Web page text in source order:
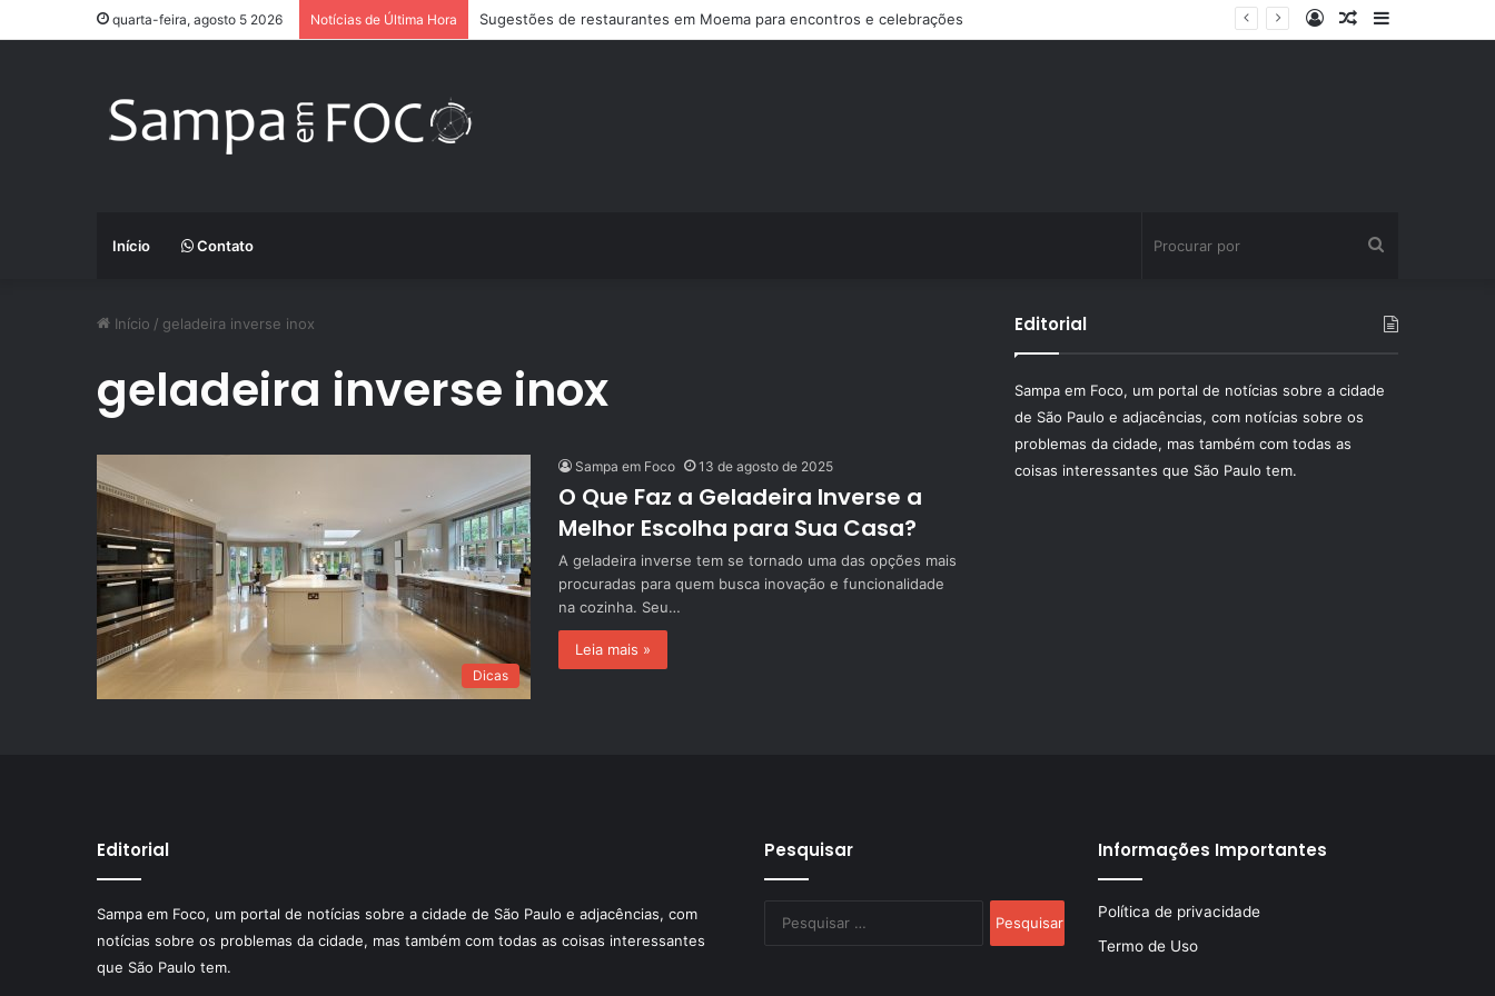
quarta-feira, agosto 5 2026 Notícias de Última Hora Sugestões de restaurantes em Moema para encontros e celebrações
Barra
Artigo
Entrar
Início Contato
por
Início / geladeira inverse inox
geladeira inverse inox
Dicas
Sampa em Foco 13 de agosto de 2025
O Que Faz a Geladeira Inverse a
Melhor Escolha para Sua Casa?
A geladeira inverse tem se tornado uma das opções mais
procuradas para quem busca inovação e funcionalidade
na cozinha. Seu…
Leia mais »
Editorial
Sampa em Foco, um portal de notícias sobre a cidade
de São Paulo e adjacências, com notícias sobre os
problemas da cidade, mas também com todas as
coisas interessantes que São Paulo tem.
Editorial
Sampa em Foco, um portal de notícias sobre a cidade de São Paulo e adjacências, com
notícias sobre os problemas da cidade, mas também com todas as coisas interessantes
que São Paulo tem.
Pesquisar
por:
Informações Importantes
Política de privacidade
Termo de Uso